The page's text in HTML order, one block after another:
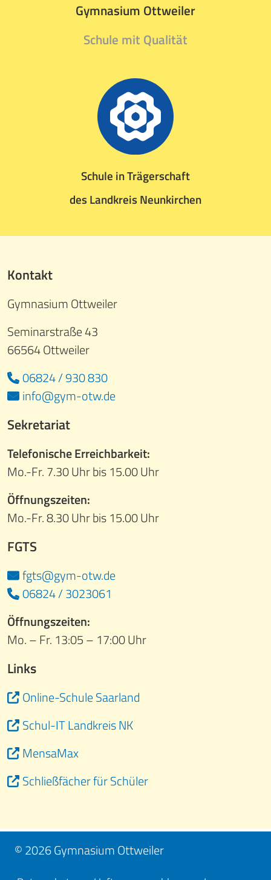
Gymnasium Ottweiler
Schule mit Qualität
Schule in Trägerschaft
des Landkreis Neunkirchen
Kontakt
Gymnasium Ottweiler
Seminarstraße 43
66564 Ottweiler
06824 / 930 830
info@gym-otw.de
Sekretariat
Telefonische Erreichbarkeit:
Mo.-Fr. 7.30 Uhr bis 15.00 Uhr
Öffnungszeiten:
Mo.-Fr. 8.30 Uhr bis 15.00 Uhr
FGTS
fgts@gym-otw.de
06824 / 3023061
Öffnungszeiten:
Mo. – Fr. 13:05 – 17:00 Uhr
Links
Online-Schule Saarland
Schul-IT Landkreis NK
MensaMax
Schließfächer für Schüler
© 2026 Gymnasium Ottweiler